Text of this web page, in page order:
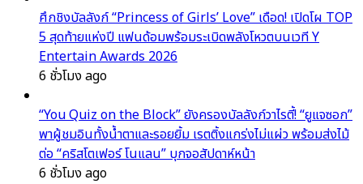
ศึกชิงบัลลังก์ “Princess of Girls’ Love” เดือด! เปิดโผ TOP
5 สุดท้ายแห่งปี แฟนด้อมพร้อมระเบิดพลังโหวตบนเวที Y
Entertain Awards 2026
6 ชั่วโมง ago
“You Quiz on the Block” ยังครองบัลลังก์วาไรตี้! “ยูแจซอก”
พาผู้ชมอินทั้งน้ำตาและรอยยิ้ม เรตติ้งแกร่งไม่แผ่ว พร้อมส่งไม้
ต่อ “คริสโตเฟอร์ โนแลน” บุกจอสัปดาห์หน้า
6 ชั่วโมง ago